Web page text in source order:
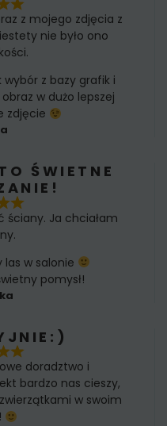
z mojego zdjęcia z
nie było ono
z bazy grafik i
w dużo lepszej
zdjęcie
ŚWIETNE
ściany. Ja chciałam
w salonie
pomysł!
doradztwo i
bardzo nas cieszy,
w swoim